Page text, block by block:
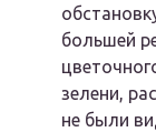
большей
зелени,
не были